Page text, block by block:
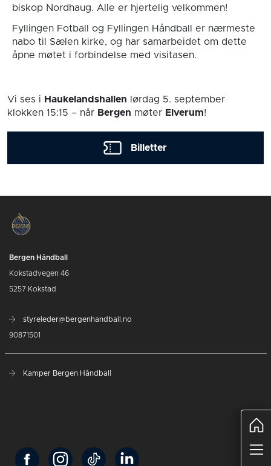
biskop Nordhaug. Alle er hjertelig velkommen!
Fyllingen Fotball og Fyllingen Håndball er nærmeste
nabo til Sælen kirke, og har samarbeidet om dette
åpne møtet i forbindelse med visitasen.
Vi ses i Haukelandshallen lørdag 5. september
klokken 15:15 – når Bergen møter Elverum!
Billetter
Bergen Håndball
Kokstadvegen 46
5257 Kokstad
styreleder@bergenhandball.no
90871501
Kamper Bergen Håndball